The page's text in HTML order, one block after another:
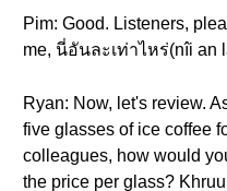
Pim: Good. Listeners,
me, นี่อันละเท่าไหร่(nîi an
Ryan: Now, let's review.
five glasses of ice coffee
colleagues, how would
the price per glass?